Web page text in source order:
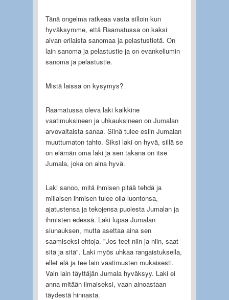
Tänä ongelma ratkeaa vasta silloin kun
hyväksymme, että Raamatussa on kaksi
aivan erilaista sanomaa ja pelastustietä. On
lain sanoma ja pelastustie ja on evankeliumin
sanoma ja pelastustie.
Mistä laissa on kysymys?
Raamatussa oleva laki kaikkine
vaatimuksineen ja uhkauksineen on Jumalan
arvovaltaista sanaa. Siinä tulee esiin Jumalan
muuttumaton tahto. Siksi laki on hyvä, sillä se
on elämän oma laki ja sen takana on itse
Jumala, joka on aina hyvä.
Laki sanoo, mitä ihmisen pitää tehdä ja
millaisen ihmisen tulee olla luontonsa,
ajatustensa ja tekojensa puolesta Jumalan ja
ihmisten edessä. Laki lupaa Jumalan
siunauksen, mutta asettaa aina sen
saamiseksi ehtoja. "Jos teet niin ja niin, saat
sitä ja sitä". Laki myös uhkaa rangaistuksella,
ellet elä ja tee lain vaatimusten mukaisesti.
Vain lain täyttäjän Jumala hyväksyy. Laki ei
anna mitään ilmaiseksi, vaan ainoastaan
täydestä hinnasta.